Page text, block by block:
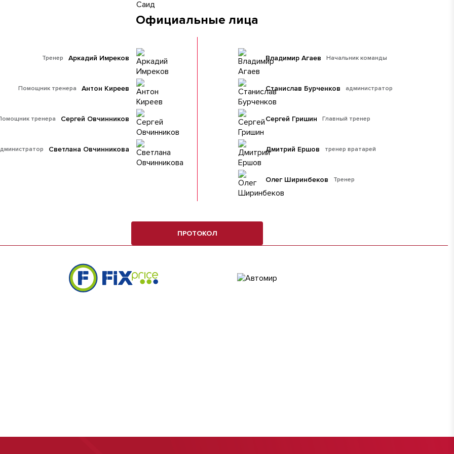
Официальные лица
Тренер Аркадий Имреков
Помощник тренера Антон Киреев
тренера Сергей Овчинников
Светлана Овчинникова
Начальник команды
Владимир Агаев
администратор
Станислав Бурченков
Главный тренер
Сергей Гришин
тренер вратарей
Дмитрий Ершов
Тренер
Олег Ширинбеков
ПРОТОКОЛ